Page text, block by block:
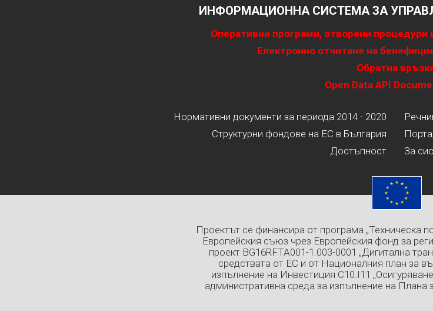
ИНФОРМАЦИОННА СИСТЕМА ЗА
Оперативни програми, отворени процедури
Електронно отчитане на
Обратна
Open Data API
Нормативни документи за периода 2014 - 2020
Структурни фондове на ЕС в България
Достъпност
За
Проектът се финансира от програма „Техническа
Европейския съюз чрез Европейския фонд за
проект BG16RFTA001-1.003-0001 „Дигитална
средствата от ЕС и от Националния план за
изпълнение на Инвестиция C10.I11
административна среда за изпълнение на Плана